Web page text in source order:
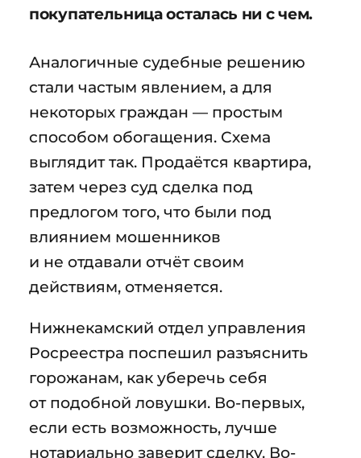
покупательница осталась ни с чем.
Аналогичные судебные решению
стали частым явлением, а для
некоторых граждан — простым
способом обогащения. Схема
выглядит так. Продаётся квартира,
затем через суд сделка под
предлогом того, что были под
влиянием мошенников
и не отдавали отчёт своим
действиям, отменяется.
Нижнекамский отдел управления
Росреестра поспешил разъяснить
горожанам, как уберечь себя
от подобной ловушки. Во-первых,
если есть возможность, лучше
нотариально заверит сделку. Во-